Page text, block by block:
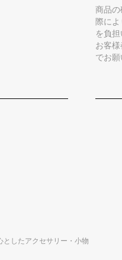
商品
際に
を負担
お客
でお願
したアクセサリー・小物